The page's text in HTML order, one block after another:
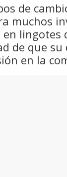
de
muchos
en lingotes
de que
en la